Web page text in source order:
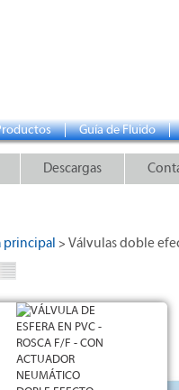
Guía de Fluido
Descargas
principal > Válvulas doble
Rosca hembra-hembra